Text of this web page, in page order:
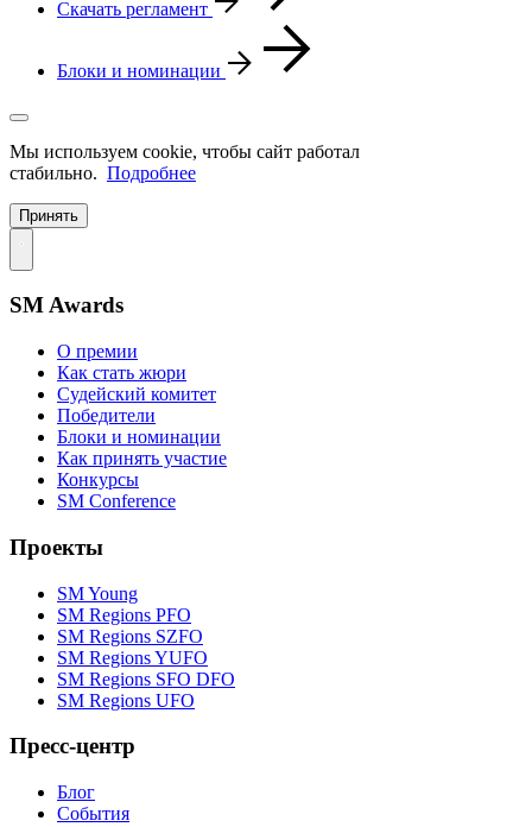
Скачать регламент
Блоки и номинации
Мы используем cookie, чтобы сайт работал
стабильно. Подробнее
Принять
SM Awards
О премии
Как стать жюри
Судейский комитет
Победители
Блоки и номинации
Как принять участие
Конкурсы
SM Conference
Проекты
SM Young
SM Regions PFO
SM Regions SZFO
SM Regions YUFO
SM Regions SFO DFO
SM Regions UFO
Пресс-центр
Блог
События